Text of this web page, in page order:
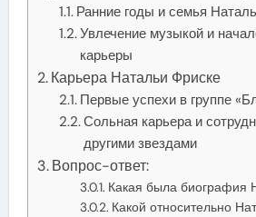
Ранние годы и семья
Увлечение музыкой и
карьеры
Карьера Натальи Фриске
Первые успехи в группе
Сольная карьера и
другими звездами
Вопрос-ответ:
Какая была биография
Какой относительно